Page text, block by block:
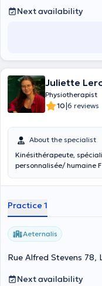
Next availability
Juliette
Physiotherapist
10|6 reviews
About the specialist
Kinésithérapeute,
personnalisée/ humaine
Practice 1
Aeternalis
Rue Alfred Stevens 78,
Next availability